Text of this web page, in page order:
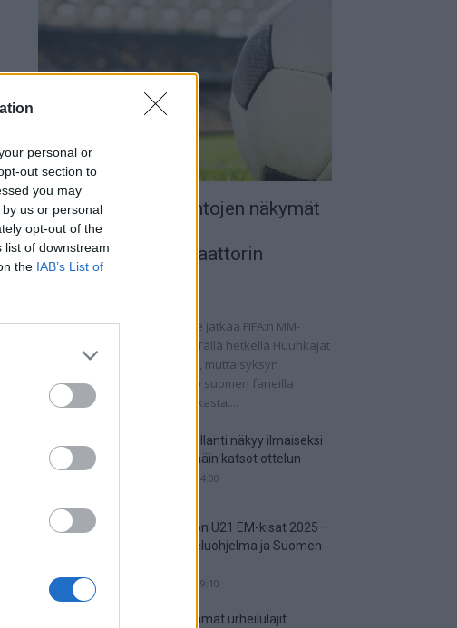
personal or
out section to
you may
us or personal
opt-out of the
list of downstream
the IAB’s List of
Suomen MM-karsintojen näkymät
– todellinen
jalkapallokommentaattorin
analyysi
Suomen miesten maajoukkue jatkaa FIFA:n MM-
karsintoja vaihtelevin ottein. Tällä hetkellä Huuhkajat
ovat kolmantena lohkossaan, mutta syksyn
ratkaisuottelut kertovat, onko suomen faneilla
realistista unelmoida kisapaikasta....
Suomi-Hollanti näkyy ilmaiseksi
TV:stä – näin katsot ottelun
06.06.2025 14:00
Jalkapallon U21 EM-kisat 2025 –
tässä otteluohjelma ja Suomen
18.05.2025 09:10
Suosituimmat urheilulajit